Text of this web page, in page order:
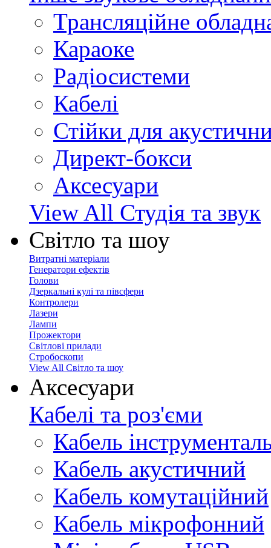
Трансляційне
Караоке
Радіосистеми
Кабелі
Стійки для
Директ-бокси
Аксесуари
View All Студія та звук
Світло та шоу
Витратні матеріали
Генератори ефектів
Голови
Дзеркальні кулі та півсфери
Контролери
Лазери
Лампи
Прожектори
Світлові прилади
Стробоскопи
View All Світло та шоу
Аксесуари
Кабелі та роз'єми
Кабель
Кабель акустичний
Кабель комутаційний
Кабель мікрофонний